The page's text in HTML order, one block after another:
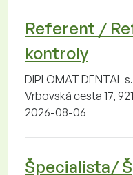
Referent /
kontroly
DIPLOMAT DENTAL
Vrbovská cesta 17,
2026-08-06
Špecialista/